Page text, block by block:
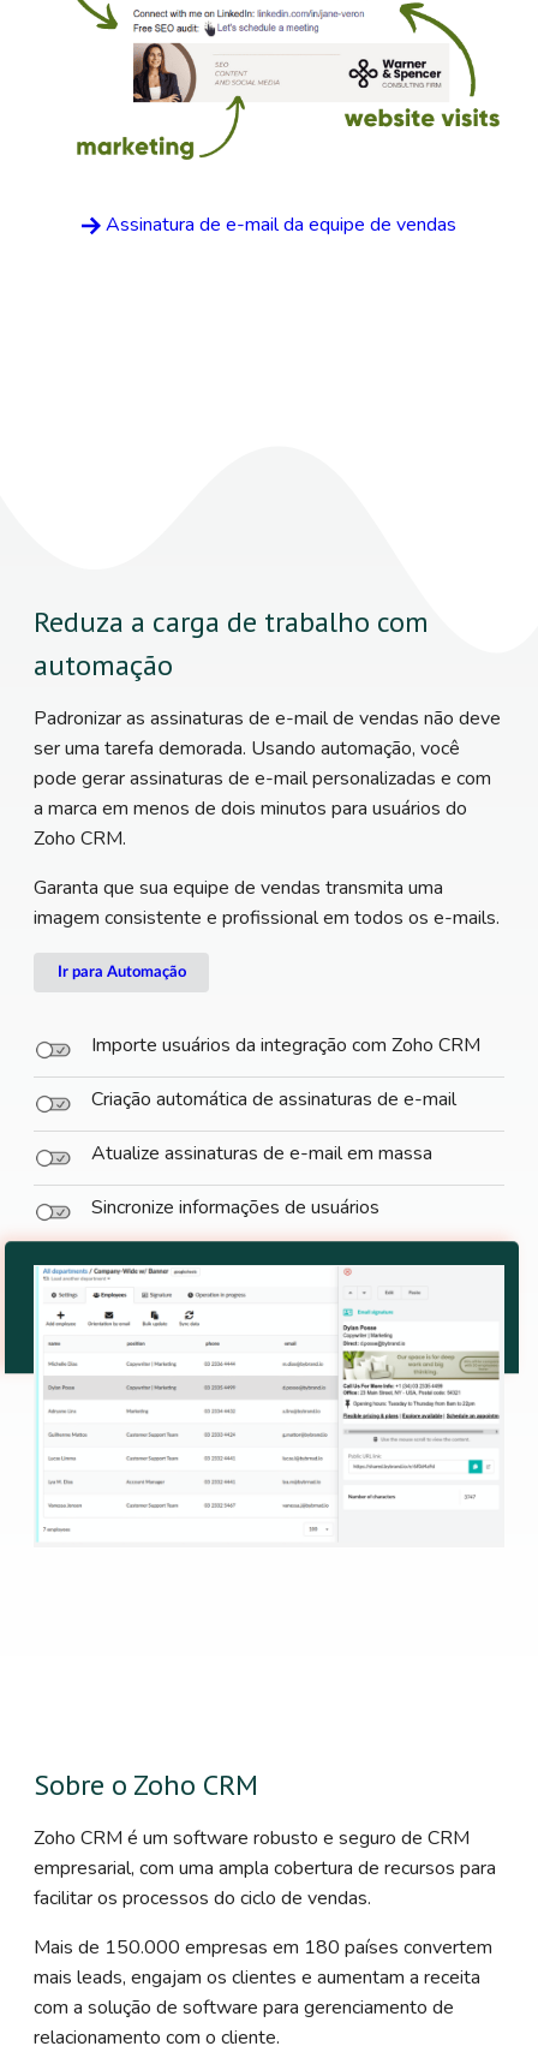
Assinatura de e-mail da equipe de vendas
Reduza a carga de trabalho com
automação
Padronizar as assinaturas de e-mail de vendas não deve
ser uma tarefa demorada. Usando automação, você
pode gerar assinaturas de e-mail personalizadas e com
a marca em menos de dois minutos para usuários do
Zoho CRM.
Garanta que sua equipe de vendas transmita uma
imagem consistente e profissional em todos os e-mails.
Ir para Automação
Importe usuários da integração com Zoho CRM
Criação automática de assinaturas de e-mail
Atualize assinaturas de e-mail em massa
Sincronize informações de usuários
Sobre o Zoho CRM
Zoho CRM é um software robusto e seguro de CRM
empresarial, com uma ampla cobertura de recursos para
facilitar os processos do ciclo de vendas.
Mais de 150.000 empresas em 180 países convertem
mais leads, engajam os clientes e aumentam a receita
com a solução de software para gerenciamento de
relacionamento com o cliente.